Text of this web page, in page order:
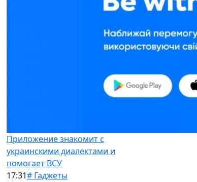
Приложение знакомит с
украинскими диалектами и
помогает ВСУ
17:31# Гаджеты